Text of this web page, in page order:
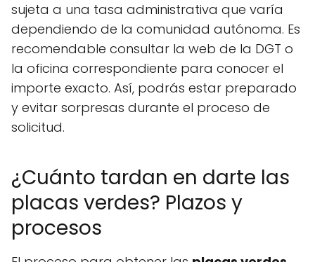
sujeta a una tasa administrativa que varía
dependiendo de la comunidad autónoma. Es
recomendable consultar la web de la DGT o
la oficina correspondiente para conocer el
importe exacto. Así, podrás estar preparado
y evitar sorpresas durante el proceso de
solicitud.
¿Cuánto tardan en darte las
placas verdes? Plazos y
procesos